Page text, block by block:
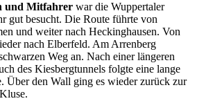
und Mitfahrer war die Wuppertaler
gut besucht. Die Route führte von
und weiter nach Heckinghausen. Von
nach Elberfeld. Am Arrenberg
Weg an. Nach einer längeren
des Kiesbergtunnels folgte eine lange
Über den Wall ging es wieder zurück zur